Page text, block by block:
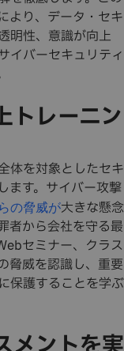
より、データ・セキ
明性、意識が向上
イバーセキュリティ
トレーニン
体を対象としたセキ
ます。サイバー攻撃
の脅威が大きな懸念
者から会社を守る最
セミナー、クラス
脅威を認識し、重要
保護することを学ぶ